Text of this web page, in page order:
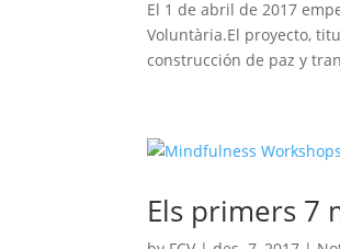
El 1 de abril de 2017
Voluntària.El proyecto,
construcción de paz y
Els primers 7